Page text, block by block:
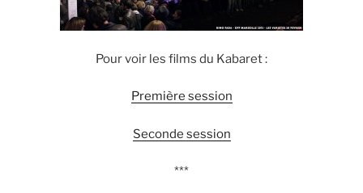
Pour voir les films du Kabaret :
Première session
Seconde session
***